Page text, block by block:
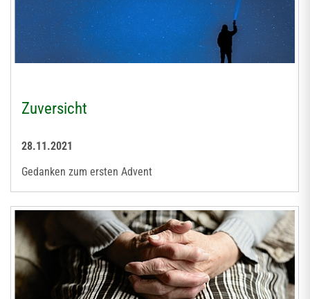
Zuversicht
28.11.2021
Gedanken zum ersten Advent